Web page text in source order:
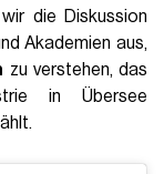
die Diskussion
Akademien aus,
zu verstehen, das
in Übersee